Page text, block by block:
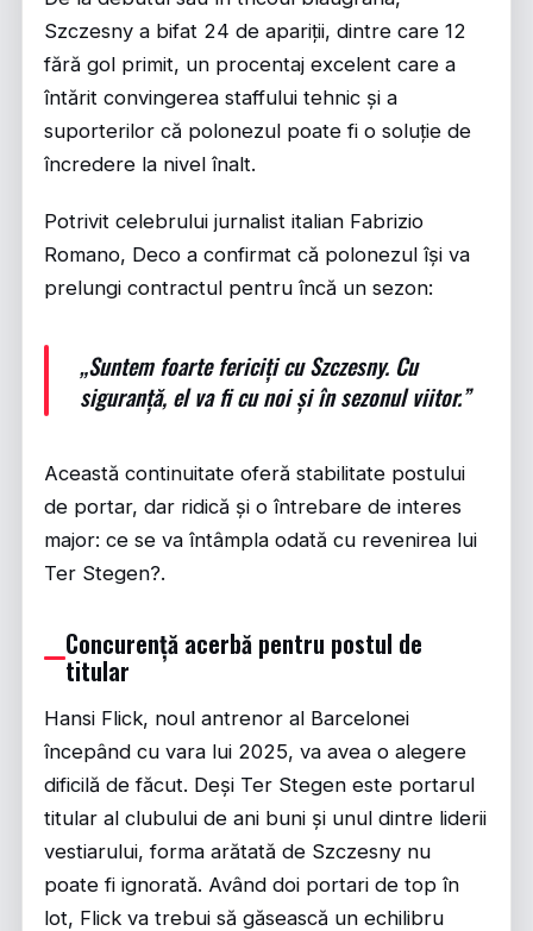
Szczesny a bifat 24 de apariții, dintre care 12
fără gol primit, un procentaj excelent care a
întărit convingerea staffului tehnic și a
suporterilor că polonezul poate fi o soluție de
încredere la nivel înalt.
Potrivit celebrului jurnalist italian Fabrizio
Romano, Deco a confirmat că polonezul își va
prelungi contractul pentru încă un sezon:
„Suntem foarte fericiți cu Szczesny. Cu
siguranță, el va fi cu noi și în sezonul viitor.”
Această continuitate oferă stabilitate postului
de portar, dar ridică și o întrebare de interes
major: ce se va întâmpla odată cu revenirea lui
Ter Stegen?.
Concurență acerbă pentru postul de
titular
Hansi Flick, noul antrenor al Barcelonei
începând cu vara lui 2025, va avea o alegere
dificilă de făcut. Deși Ter Stegen este portarul
titular al clubului de ani buni și unul dintre liderii
vestiarului, forma arătată de Szczesny nu
poate fi ignorată. Având doi portari de top în
lot, Flick va trebui să găsească un echilibru